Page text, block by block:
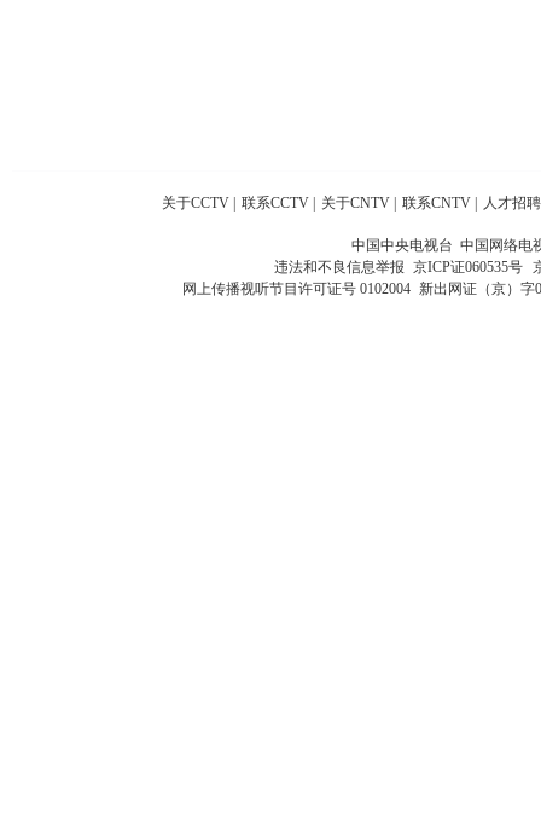
关于CCTV | 联系CCTV | 关于CNTV | 联系CNTV | 人才招聘
中国中央电视台 中国网络电
违法和不良信息举报 京ICP证060535号
网上传播视听节目许可证号 0102004 新出网证（京）